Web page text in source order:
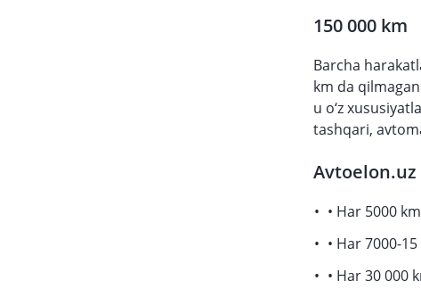
150 000 km
Barcha
km da
u o‘z
tashqari,
• Har 5000
• Har 7000-
• Har 30 000